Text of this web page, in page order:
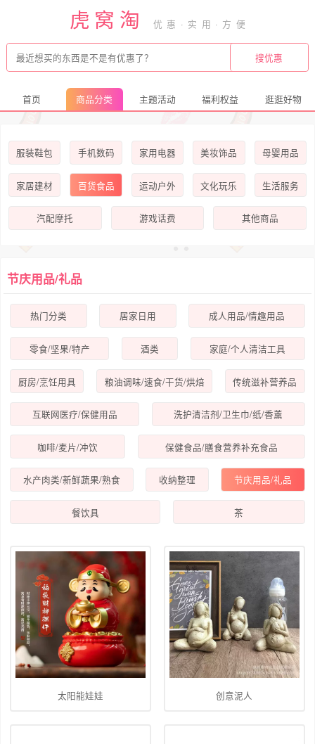
虎窝淘
首页 商品分类 主题活动 福利权益 逛逛好物
服装鞋包 手机数码 家用电器 美妆饰品 母婴用品
家居建材 百货食品 运动户外 文化玩乐 生活服务
汽配摩托 游戏话费 其他商品
节庆用品/礼品
热门分类 居家日用 成人用品/情趣用品
零食/坚果/特产 酒类 家庭/个人清洁工具
厨房/烹饪用具 粮油调味/速食/干货/烘焙 传统滋补营养品
互联网医疗/保健用品 洗护清洁剂/卫生巾/纸/香薰
咖啡/麦片/冲饮 保健食品/膳食营养补充食品
水产肉类/新鲜蔬果/熟食 收纳整理 节庆用品/礼品
餐饮具 茶
太阳能娃娃 创意泥人